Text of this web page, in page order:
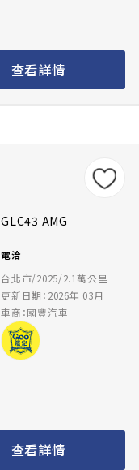
查看詳情
GLC43 AMG
電洽
台北市/2025/2.1萬公里
更新日期：2026年 03月
車商：國豐汽車
查看詳情